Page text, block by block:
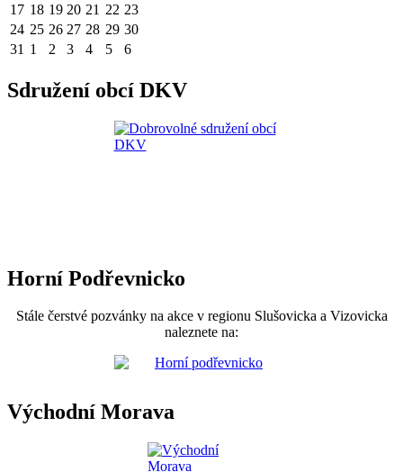
17 18 19 20 21 22 23
24 25 26 27 28 29 30
31 1 2 3 4 5 6
Sdružení obcí DKV
Horní Podřevnicko
Stále čerstvé pozvánky na akce v regionu Slušovicka a Vizovicka
naleznete na:
Východní Morava